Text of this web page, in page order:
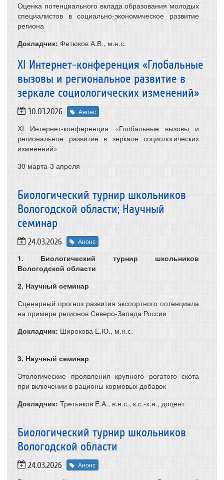
Оценка потенциального вклада образования молодых
специалистов в социально-экономическое развитие
региона
Докладчик: Фетюков А.В., м.н.с.
XI Интернет-конференция «Глобальные
вызовы и региональное развитие в
зеркале социологических изменений»
30.03.2026 Анонс
XI Интернет-конференция «Глобальные вызовы и
региональное развитие в зеркале социологических
изменений»
30 марта-3 апреля
Биологический турнир школьников
Вологодской области; Научный
семинар
24.03.2026 Анонс
1. Биологический турнир школьников
Вологодской области
2. Научный семинар
Сценарный прогноз развития экспортного потенциала
на примере регионов Северо-Запада России
Докладчик: Широкова Е.Ю., м.н.с.
3. Научный семинар
Этологические проявления крупного рогатого скота
при включении в рационы кормовых добавок
Докладчик: Третьяков Е.А., в.н.с., к.с.-х.н., доцент
Биологический турнир школьников
Вологодской области
24.03.2026 Анонс